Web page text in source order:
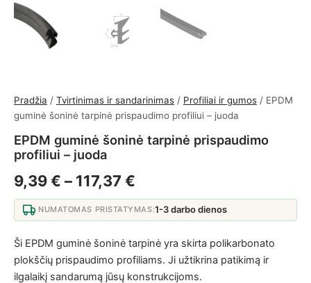
Pradžia / Tvirtinimas ir sandarinimas / Profiliai ir gumos / EPDM
guminė šoninė tarpinė prispaudimo profiliui – juoda
EPDM guminė šoninė tarpinė prispaudimo
profiliui – juoda
9,39€ – 117,37 €
NUMATOMAS PRISTATYMAS:1-3 darbo dienos
Ši EPDM guminė šoninė tarpinė yra skirta polikarbonato
plokščių prispaudimo profiliams. Ji užtikrina patikimą ir
ilgalaikį sandarumą jūsų konstrukcijoms.